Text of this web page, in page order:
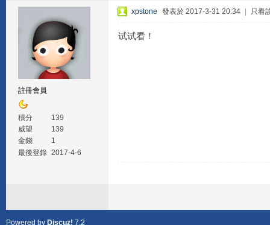
註冊會員
積分
139
威望
139
金錢
1
最後登錄 2017-4-6
xpstone 發表於 2017-3-31 20:34 只看
试试看！
Powered by Discuz! 7.2